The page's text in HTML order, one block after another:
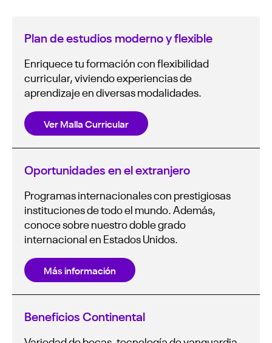
Plan de estudios moderno y flexible
Enriquece tu formación con flexibilidad
curricular, viviendo experiencias de
aprendizaje en diversas modalidades.
Ver Malla Curricular
Oportunidades en el extranjero
Programas internacionales con prestigiosas
instituciones de todo el mundo. Además,
conoce sobre nuestro doble grado
internacional en Estados Unidos.
Más información
Beneficios Continental